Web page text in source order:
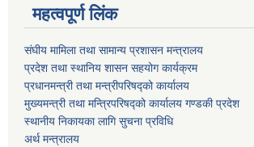
महत्वपूर्ण लिंक
संघीय मामिला तथा सामान्य प्रशासन मन्त्रालय
प्रदेश तथा स्थानिय शासन सहयोग कार्यक्रम
प्रधानमन्त्री तथा मन्त्रीपरिषद्को कार्यालय
मुख्यमन्त्री तथा मन्त्रिपरिषद्को कार्यालय गण्डकी प्रदेश
स्थानीय निकायका लागि सुचना प्रविधि
अर्थ मन्त्रालय